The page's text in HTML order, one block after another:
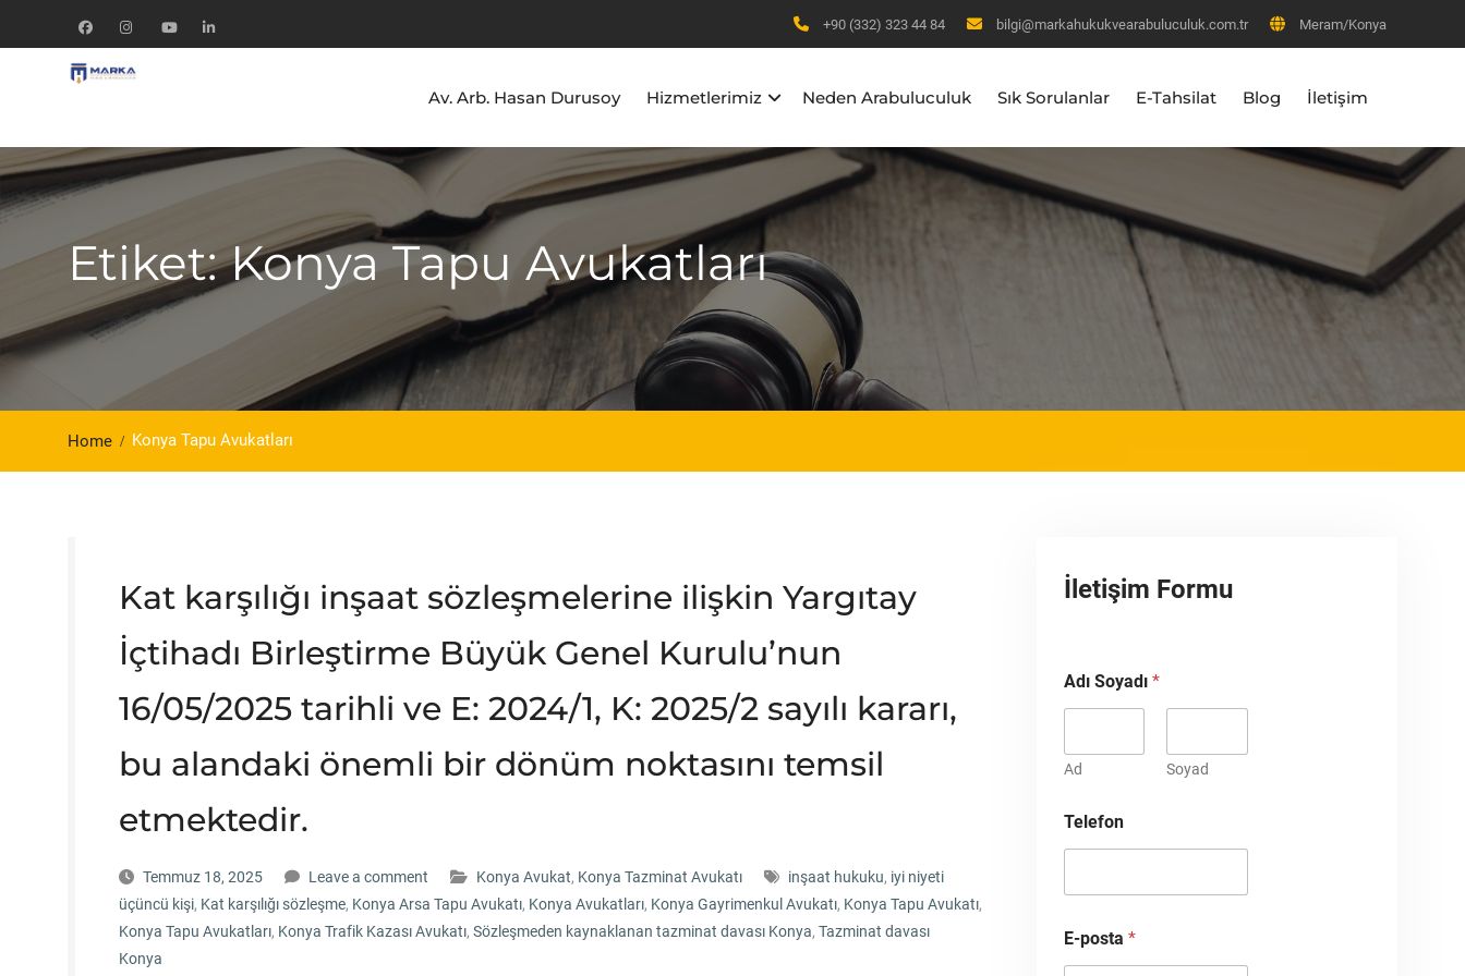
+90 (332) 323 44 84 bilgi@markahukukvearabuluculuk.com.tr Meram/Konya
FacebookInstagramYoutubeLinkedln
Av. Arb. Hasan Durusoy Hizmetlerimiz Neden Arabuluculuk Sık Sorulanlar E-Tahsilat Blog İletişim
Etiket: Konya Tapu Avukatları
Home Konya Tapu Avukatları
Kat karşılığı inşaat sözleşmelerine ilişkin Yargıtay
İçtihadı Birleştirme Büyük Genel Kurulu’nun
16/05/2025 tarihli ve E: 2024/1, K: 2025/2 sayılı kararı,
bu alandaki önemli bir dönüm noktasını temsil
etmektedir.
Temmuz 18, 2025 Leave a comment Konya Avukat, Konya Tazminat Avukatı inşaat hukuku, iyi niyeti
üçüncü kişi, Kat karşılığı sözleşme, Konya Arsa Tapu Avukatı, Konya Avukatları, Konya Gayrimenkul Avukatı, Konya Tapu Avukatı,
Konya Tapu Avukatları, Konya Trafik Kazası Avukatı, Sözleşmeden kaynaklanan tazminat davası Konya, Tazminat davası
Konya
İletişim Formu
Adı Soyadı *
Ad Soyad
Telefon
E-posta *